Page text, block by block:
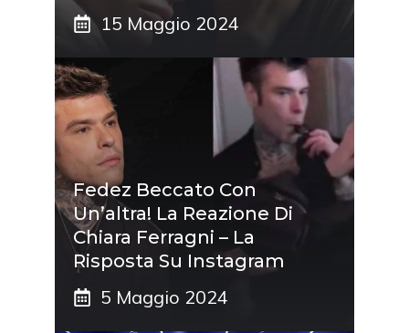
15 Maggio 2024
Fedez Beccato Con
Un’altra! La Reazione Di
Chiara Ferragni – La
Risposta Su Instagram
5 Maggio 2024